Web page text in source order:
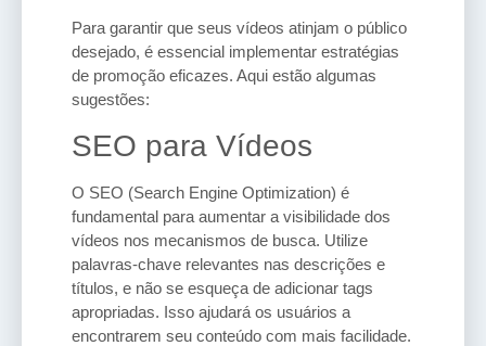
Para garantir que seus vídeos atinjam o público
desejado, é essencial implementar estratégias
de promoção eficazes. Aqui estão algumas
sugestões:
SEO para Vídeos
O SEO (Search Engine Optimization) é
fundamental para aumentar a visibilidade dos
vídeos nos mecanismos de busca. Utilize
palavras-chave relevantes nas descrições e
títulos, e não se esqueça de adicionar tags
apropriadas. Isso ajudará os usuários a
encontrarem seu conteúdo com mais facilidade.